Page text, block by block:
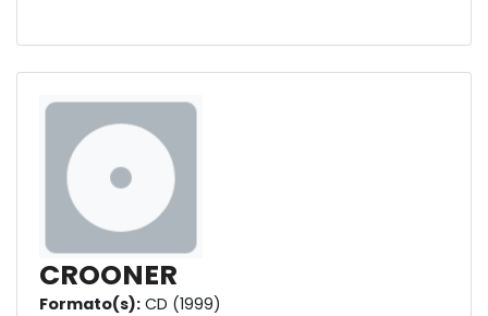
CROONER
Formato(s): CD (1999)